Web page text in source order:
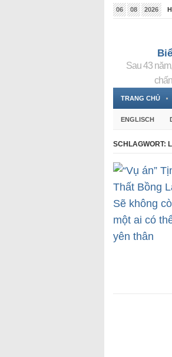
06 08 2026
Sau 43
TRANG CHỦ
ENGLISCH
SCHLAGWORT: